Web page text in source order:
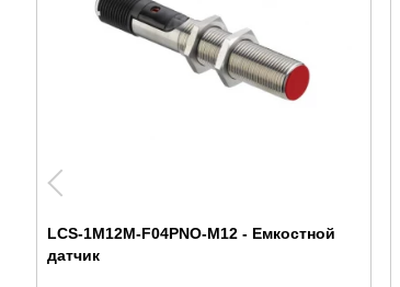
LCS-1M12M-F04PNO-M12 - Емкостной
датчик